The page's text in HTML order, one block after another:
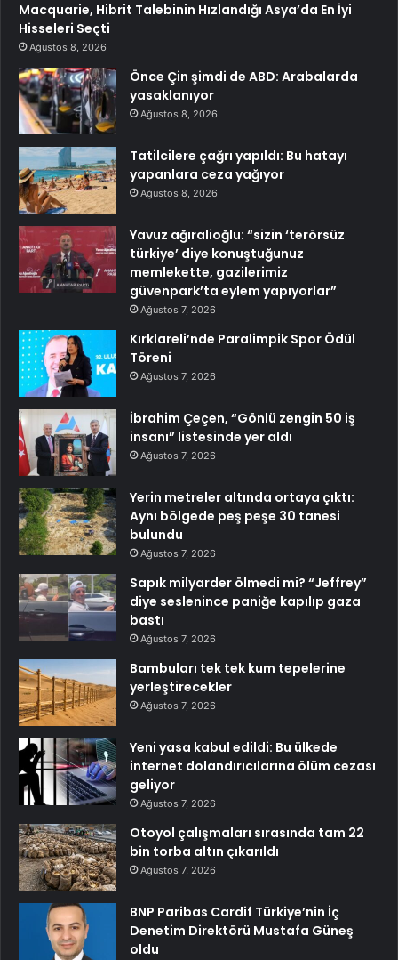
Macquarie, Hibrit Talebinin Hızlandığı Asya’da En İyi
Hisseleri Seçti
Ağustos 8, 2026
Önce Çin şimdi de ABD: Arabalarda
yasaklanıyor
Ağustos 8, 2026
Tatilcilere çağrı yapıldı: Bu hatayı
yapanlara ceza yağıyor
Ağustos 8, 2026
Yavuz ağıralioğlu: “sizin ‘terörsüz
türkiye’ diye konuştuğunuz
memlekette, gazilerimiz
güvenpark’ta eylem yapıyorlar”
Ağustos 7, 2026
Kırklareli’nde Paralimpik Spor Ödül
Töreni
Ağustos 7, 2026
İbrahim Çeçen, “Gönlü zengin 50 iş
insanı” listesinde yer aldı
Ağustos 7, 2026
Yerin metreler altında ortaya çıktı:
Aynı bölgede peş peşe 30 tanesi
bulundu
Ağustos 7, 2026
Sapık milyarder ölmedi mi? “Jeffrey”
diye seslenince paniğe kapılıp gaza
bastı
Ağustos 7, 2026
Bambuları tek tek kum tepelerine
yerleştirecekler
Ağustos 7, 2026
Yeni yasa kabul edildi: Bu ülkede
internet dolandırıcılarına ölüm cezası
geliyor
Ağustos 7, 2026
Otoyol çalışmaları sırasında tam 22
bin torba altın çıkarıldı
Ağustos 7, 2026
BNP Paribas Cardif Türkiye’nin İç
Denetim Direktörü Mustafa Güneş
oldu